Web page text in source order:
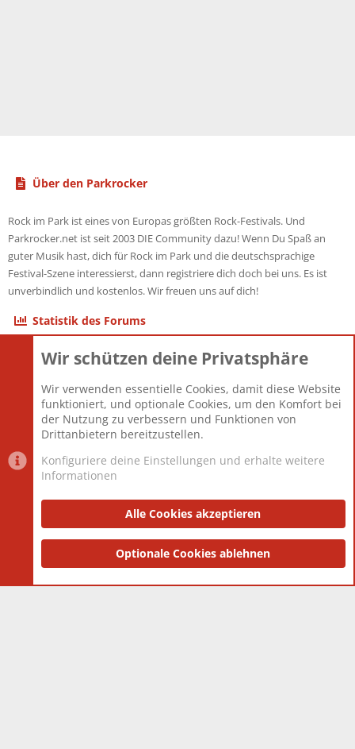
Über den Parkrocker
Rock im Park ist eines von Europas größten Rock-Festivals. Und
Parkrocker.net ist seit 2003 DIE Community dazu! Wenn Du Spaß an
guter Musik hast, dich für Rock im Park und die deutschsprachige
Festival-Szene interessierst, dann registriere dich doch bei uns. Es ist
unverbindlich und kostenlos. Wir freuen uns auf dich!
Statistik des Forums
Themen
Mitglieder
12.427
Neuestes Mitglied
Berlin
Datenschutzerklärung Impressum
Community platform by XenForo® © 2010-2025 XenForo Ltd.
and add-ons by ThemeHouse
Wir schützen deine Privatsphäre
Wir verwenden essentielle Cookies, damit diese Website
funktioniert, und optionale Cookies, um den Komfort bei
der Nutzung zu verbessern und Funktionen von
Drittanbietern bereitzustellen.
Konfiguriere deine Einstellungen und erhalte weitere
Informationen
Alle Cookies akzeptieren
Optionale Cookies ablehnen